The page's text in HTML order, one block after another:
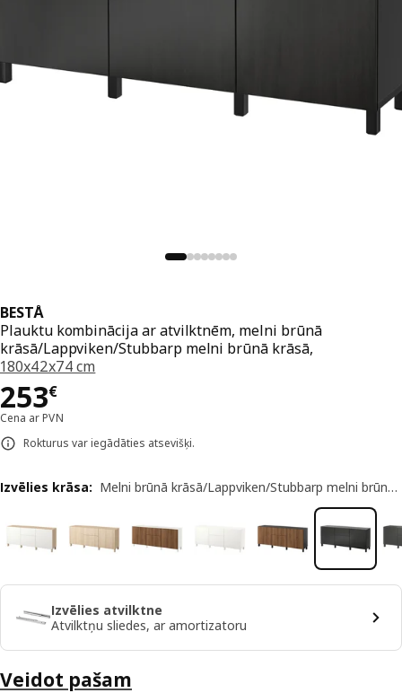
BESTÅ
Plauktu kombinācija ar atvilktnēm, melni brūnā
krāsā/Lappviken/Stubbarp melni brūnā krāsā,
180x42x74 cm
253€
Cena 253€
Cena ar PVN
Rokturus var iegādāties atsevišķi.
Izvēlies krāsa: Melni brūnā krāsā/Lappviken/Stubbarp melni brūnā krāsā
Izvēlies atvilktne
Atvilktņu sliedes, ar amortizatoru
Veidot pašam